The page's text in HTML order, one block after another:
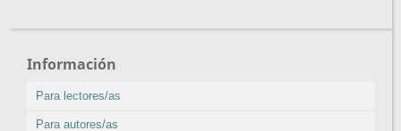
Información
Para lectores/as
Para autores/as